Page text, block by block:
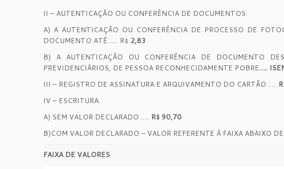
II – AUTENTICAÇÃO OU CONFERÊNCIA DE DOCUMENTOS:
A) A AUTENTICAÇÃO OU CONFERÊNCIA DE PROCESSO DE
DOCUMENTO ATÉ ….. R$ 2,83
B) A AUTENTICAÇÃO OU CONFERÊNCIA DE DOCUMENTO
PREVIDENCIÁRIOS, DE PESSOA RECONHECIDAMENTE POBRE…..
III – REGISTRO DE ASSINATURA E ARQUIVAMENTO DO CARTÃO …..
IV – ESCRITURA:
A) SEM VALOR DECLARADO ….. R$ 90,70
B)COM VALOR DECLARADO – VALOR REFERENTE À FAIXA ABAIXO
FAIXA DE VALORES